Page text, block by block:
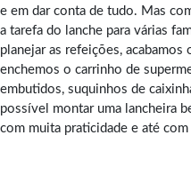
e em dar conta de tudo. Mas
a tarefa do lanche para várias
planejar as refeições,
enchemos o carrinho de
embutidos, suquinhos de
possível montar uma lancheira
com muita praticidade e até